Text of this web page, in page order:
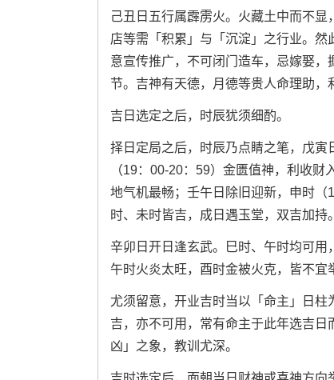
己丑日五行属霹雳火。火藏土中而不
店等需「积累」与「沉淀」之行业。
意宣传推广，不可闭门造车，忌嫁娶
节。吉神有天德，月德等贵人命理助，
吉日选定之后，时辰犹须细酌。
择日定局之后，时辰乃点睛之笔，戊
（19：00-20：59）金匮值神，利收
地气机最畅；壬午日除旧迎新，申时
时、未时皆吉，成日遇玉堂，双吉加持。
辛卯日开日逢玄武。巳时、午时均可用
午时火炎太旺，酉时金被火克，皆不宜
尤须留意，开业吉时当以「命主」日
吉，亦不可用，常有命主于此年选吉
凶」之象，教训尤深。